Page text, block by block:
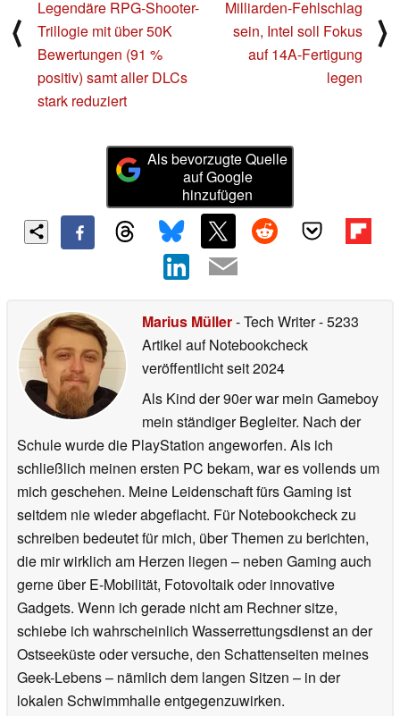
⟨
Legendäre RPG-Shooter-
Trillogie mit über 50K
Bewertungen (91 %
positiv) samt aller DLCs
stark reduziert
Milliarden-Fehlschlag
sein, Intel soll Fokus
auf 14A-Fertigung
legen
⟩
Als bevorzugte Quelle
auf Google
hinzufügen
Marius Müller- Tech Writer- 5233
Artikel auf Notebookcheck
veröffentlichtseit 2024
Als Kind der 90er war mein Gameboy
mein ständiger Begleiter. Nach der
Schule wurde die PlayStation angeworfen. Als ich
schließlich meinen ersten PC bekam, war es vollends um
mich geschehen. Meine Leidenschaft fürs Gaming ist
seitdem nie wieder abgeflacht. Für Notebookcheck zu
schreiben bedeutet für mich, über Themen zu berichten,
die mir wirklich am Herzen liegen – neben Gaming auch
gerne über E-Mobilität, Fotovoltaik oder innovative
Gadgets. Wenn ich gerade nicht am Rechner sitze,
schiebe ich wahrscheinlich Wasserrettungsdienst an der
Ostseeküste oder versuche, den Schattenseiten meines
Geek-Lebens – nämlich dem langen Sitzen – in der
lokalen Schwimmhalle entgegenzuwirken.